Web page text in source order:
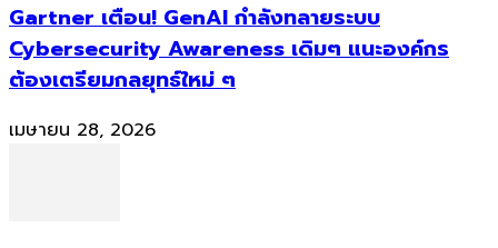
Gartner เตือน! GenAI กำลังทลายระบบ
Cybersecurity Awareness เดิมๆ แนะองค์กร
ต้องเตรียมกลยุทธ์ใหม่ ๆ
เมษายน 28, 2026